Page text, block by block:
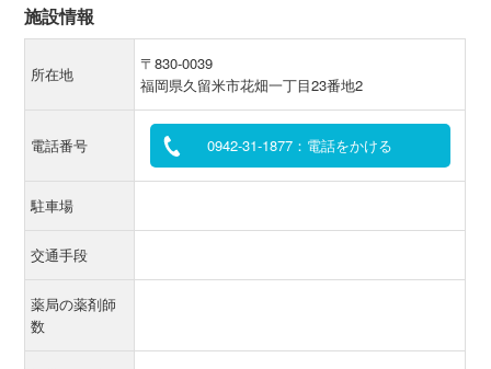
施設情報
所在地
〒830-0039
福岡県久留米市花畑一丁目23番地2
電話番号 0942-31-1877：電話をかける
駐車場
交通手段
薬局の薬剤師
数